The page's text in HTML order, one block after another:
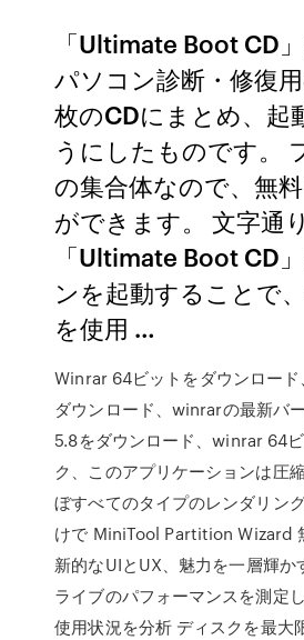
「Ultimate Boot CD
パソコン診断・修復
枚のCDにまとめ、起
うにしたものです。
の集合体なので、無
ができます。 文字通り
「Ultimate Boot CD
ンを起動することで
を使用 …
Winrar 64ビットをダウンロー
ダウンロード、winrarの最新バ
5.8をダウンロード、winrar 64
ク、このアプリケーションは圧
ぼすべてのタイプのレンダリン
けで MiniTool Partition Wizard
新的なUIとUX、魅力を一層輝か
ライブのパフォーマンスを測定
使用状況を分析 ディスクを最大